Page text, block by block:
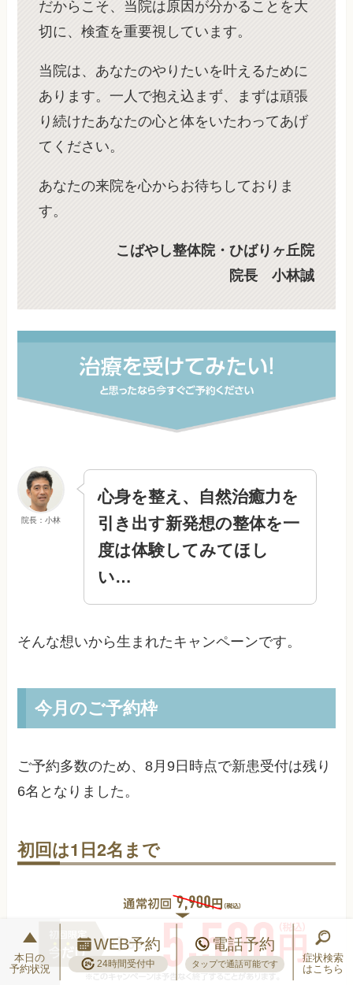
だからこそ、当院は原因が分かることを大
切に、検査を重要視しています。
当院は、あなたのやりたいを叶えるために
あります。一人で抱え込まず、まずは頑張
り続けたあなたの心と体をいたわってあげ
てください。
あなたの来院を心からお待ちしておりま
す。
こばやし整体院・ひばりヶ丘院
院長 小林誠
院長：小林
心身を整え、自然治癒力を
引き出す新発想の整体を一
度は体験してみてほし
い…
そんな想いから生まれたキャンペーンです。
今月のご予約枠
ご予約多数のため、8月9日 時点で新患受付は残り
6名となりました。
初回は1日2名まで
本日の
予約状況
WEB予約
24時間受付中
電話予約
タップで通話可能です
症状検索
はこちら